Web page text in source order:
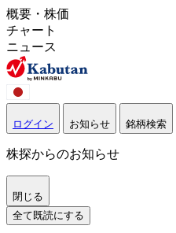
概要・株価
チャート
ニュース
ログイン お知らせ 銘柄検索
株探からのお知らせ
閉じる
全て既読にする